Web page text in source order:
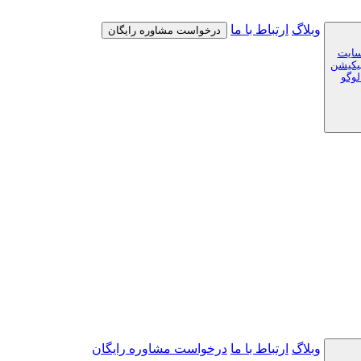
وبلاگ ارتباط با ما درخواست مشاوره رایگان
وبلاگ ارتباط با ما درخواست مشاوره رایگان